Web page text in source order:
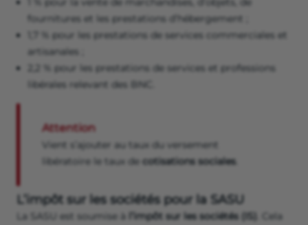
fournitures et les prestations d’hébergement ;
1,7 % pour les prestations de services commerciales et
artisanales ;
2,2 % pour les prestations de services et professions
libérales relevant des BNC.
Attention
Vient s’ajouter au taux du versement
libératoire le taux de cotisations sociales.
L’impôt sur les sociétés pour la SASU
La SASU est soumise à l’impôt sur les sociétés (IS)
. Cela